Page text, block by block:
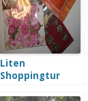
Liten
Shoppingtur